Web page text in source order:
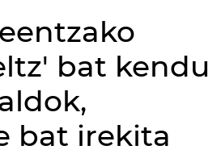
bat kendu
bat irekita